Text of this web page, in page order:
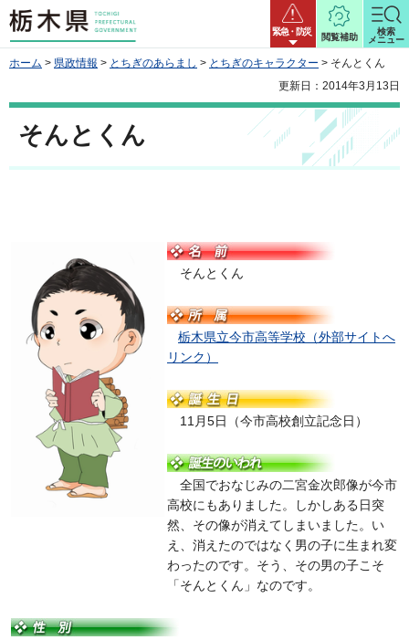
栃木県 緊急・防災
閲覧補助
検索
メニュー
ホーム > 県政情報 > とちぎのあらまし > とちぎのキャラクター > そんとくん
更新日：2014年3月13日
そんとくん
そんとくん
栃木県立今市高等学校（外部サイトへ
リンク）
11月5日（今市高校創立記念日）
全国でおなじみの二宮金次郎像が今市
高校にもありました。しかしある日突
然、その像が消えてしまいました。い
え、消えたのではなく男の子に生まれ変
わったのです。そう、その男の子こそ
「そんとくん」なのです。